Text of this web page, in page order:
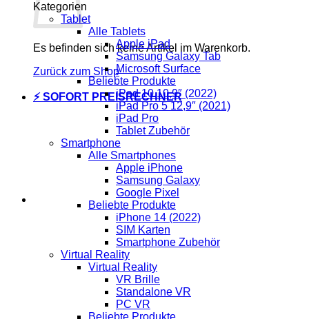
Es befinden sich keine Artikel im Warenkorb.
Zurück zum Shop
⚡ SOFORT PREISRECHNER
Kategorien
Tablet
Alle Tablets
Apple iPad
Samsung Galaxy Tab
Microsoft Surface
Beliebte Produkte
iPad 10 10,9″ (2022)
iPad Pro 5 12,9″ (2021)
iPad Pro
Tablet Zubehör
Smartphone
Alle Smartphones
Apple iPhone
Samsung Galaxy
Google Pixel
Beliebte Produkte
iPhone 14 (2022)
SIM Karten
Smartphone Zubehör
Virtual Reality
Virtual Reality
VR Brille
Standalone VR
PC VR
Beliebte Produkte